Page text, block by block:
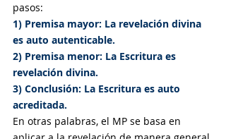
pasos:
1) Premisa mayor: La revelación divina
es auto autenticable.
2) Premisa menor: La Escritura es
revelación divina.
3) Conclusión: La Escritura es auto
acreditada.
En otras palabras, el MP se basa en